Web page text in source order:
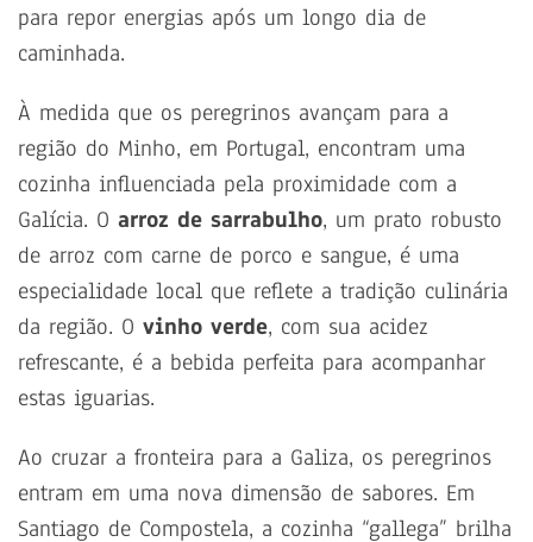
para repor energias após um longo dia de
caminhada.
À medida que os peregrinos avançam para a
região do Minho, em Portugal, encontram uma
cozinha influenciada pela proximidade com a
Galícia. O arroz de sarrabulho, um prato robusto
de arroz com carne de porco e sangue, é uma
especialidade local que reflete a tradição culinária
da região. O vinho verde, com sua acidez
refrescante, é a bebida perfeita para acompanhar
estas iguarias.
Ao cruzar a fronteira para a Galiza, os peregrinos
entram em uma nova dimensão de sabores. Em
Santiago de Compostela, a cozinha “gallega” brilha